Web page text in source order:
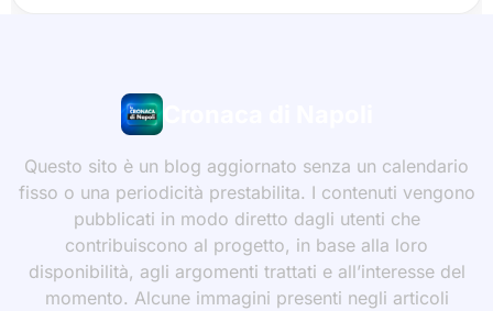
Cronaca di Napoli
Questo sito è un blog aggiornato senza un calendario
fisso o una periodicità prestabilita. I contenuti vengono
pubblicati in modo diretto dagli utenti che
contribuiscono al progetto, in base alla loro
disponibilità, agli argomenti trattati e all’interesse del
momento. Alcune immagini presenti negli articoli